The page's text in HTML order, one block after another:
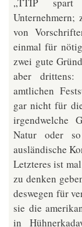
„TTIP
von
einmal für
zwei gute
aber drittens:
amtlichen
gar nicht für
irgendwelche
Natur oder
ausländische
Letzteres ist
zu denken
deswegen für
sie die
in